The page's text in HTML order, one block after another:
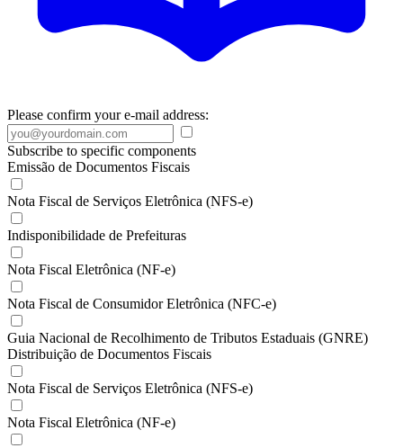
Please confirm your e-mail address:
Subscribe to specific components
Emissão de Documentos Fiscais
Nota Fiscal de Serviços Eletrônica (NFS-e)
Indisponibilidade de Prefeituras
Nota Fiscal Eletrônica (NF-e)
Nota Fiscal de Consumidor Eletrônica (NFC-e)
Guia Nacional de Recolhimento de Tributos Estaduais (GNRE)
Distribuição de Documentos Fiscais
Nota Fiscal de Serviços Eletrônica (NFS-e)
Nota Fiscal Eletrônica (NF-e)